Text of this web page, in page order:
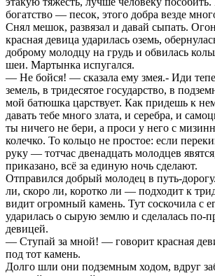
богатство — песок, этого добра везде
Снял мешок, развязал и давай сыпать.
красная девица ударилась оземь,
доброму молодцу на грудь и обвилась
шеи. Мартынка испугался.
— Не бойся! — сказала ему змея.- Иди
земель, в тридесятое государство, в
мой батюшка царствует. Как придешь к
давать тебе много злата, и серебра, и
ты ничего не бери, а проси у него c
колечко. То кольцо не простое: если
руку — тотчас двенадцать молодцев
приказано, всё за единую ночь сделают.
Отправился добрый молодец в путь-
ли, скоро ли, коротко ли — подходит к
видит огромный камень. Тут соскочила с
ударилась о сырую землю и сделалась по-
девицей.
— Ступай за мной! — говорит красная
под тот камень.
Долго шли они подземным ходом, вдруг